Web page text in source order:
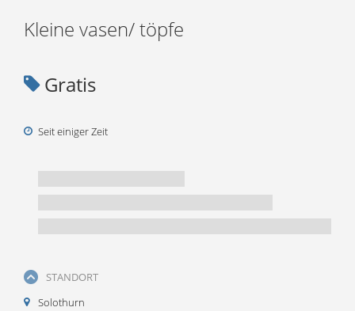
Kleine vasen/ töpfe
Gratis
Seit einiger Zeit
STANDORT
Solothurn